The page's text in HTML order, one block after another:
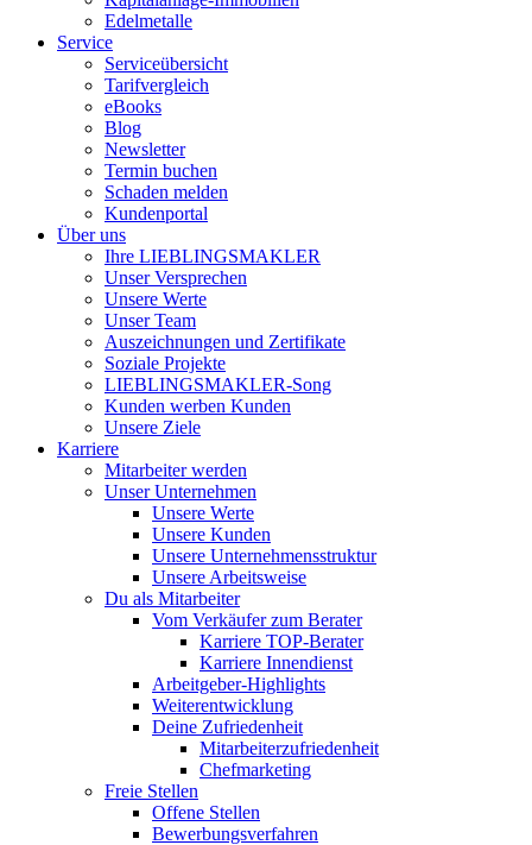
Edelmetalle
Service
Serviceübersicht
Tarifvergleich
eBooks
Blog
Newsletter
Termin buchen
Schaden melden
Kundenportal
Über uns
Ihre LIEBLINGSMAKLER
Unser Versprechen
Unsere Werte
Unser Team
Auszeichnungen und Zertifikate
Soziale Projekte
LIEBLINGSMAKLER-Song
Kunden werben Kunden
Unsere Ziele
Karriere
Mitarbeiter werden
Unser Unternehmen
Unsere Werte
Unsere Kunden
Unsere Unternehmensstruktur
Unsere Arbeitsweise
Du als Mitarbeiter
Vom Verkäufer zum Berater
Karriere TOP-Berater
Karriere Innendienst
Arbeitgeber-Highlights
Weiterentwicklung
Deine Zufriedenheit
Mitarbeiterzufriedenheit
Chefmarketing
Freie Stellen
Offene Stellen
Bewerbungsverfahren